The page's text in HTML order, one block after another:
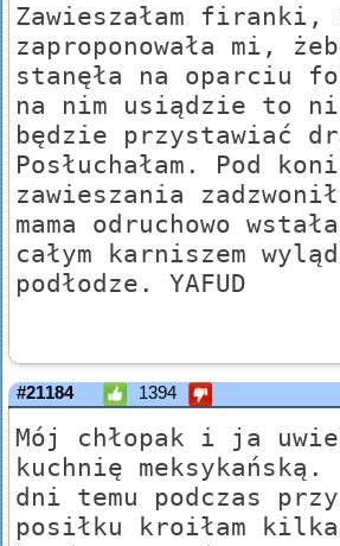
Zawieszałam firanki,
zaproponowała mi,
stanęła na oparciu
na nim usiądzie to
będzie przystawiać
Posłuchałam. Pod
zawieszania
mama odruchowo
całym karniszem
podłodze. YAFUD
#21184 1394
Mój chłopak i ja
kuchnię meksykańską.
dni temu podczas
posiłku kroiłam